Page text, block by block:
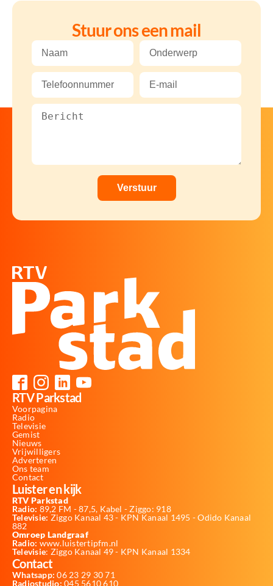
Stuur ons een mail
RTV Parkstad
Voorpagina
Radio
Televisie
Gemist
Nieuws
Vrijwilligers
Adverteren
Ons team
Contact
Luister en kijk
RTV Parkstad
Radio: 89,2 FM - 87,5, Kabel - Ziggo: 918
Televisie: Ziggo Kanaal 43 - KPN Kanaal 1495 - Odido Kanaal
882
Omroep Landgraaf
Radio: www.luistertipfm.nl
Televisie: Ziggo Kanaal 49 - KPN Kanaal 1334
Contact
Whatsapp: 06 23 29 30 71
Radiostudio: 045 5610 610